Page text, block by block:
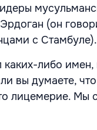
(он
с Стамбуле).
либо имен,
вы думаете,
лицемерие. Мы